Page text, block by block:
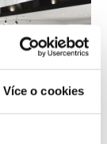
Více o cookies